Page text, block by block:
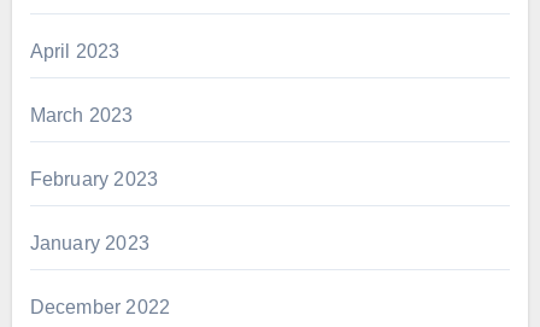
April 2023
March 2023
February 2023
January 2023
December 2022